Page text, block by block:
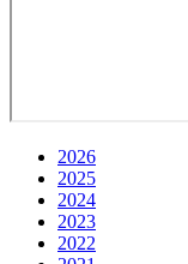
2026
2025
2024
2023
2022